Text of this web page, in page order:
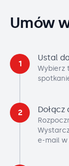
Umów
1
Ustal
Wybierz
2
e-mail w